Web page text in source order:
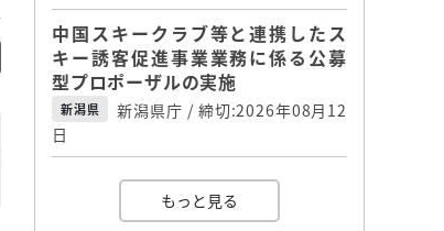
中国スキークラブ等と連携したス
キー誘客促進事業業務に係る公募
型プロポーザルの実施
新潟県
新潟県庁 / 締切:2026年08月12
日
もっと見る